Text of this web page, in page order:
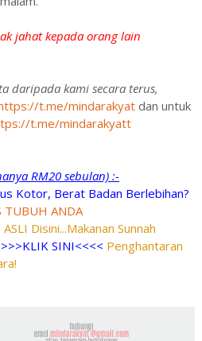
jahat kepada orang lain
daripada kami secara terus,
t.me/mindarakyat dan untuk
t.me/mindarakyatt
RM20 sebulan) :-
Kotor, Berat Badan Berlebihan?
TUBUH ANDA
Disini...Makanan Sunnah
SINI<<<< Penghantaran